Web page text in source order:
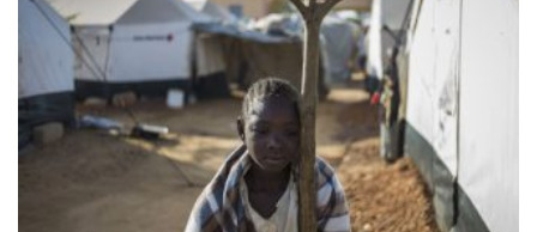
الرئيسية
مواضيع
إفتتاحية
فكرة